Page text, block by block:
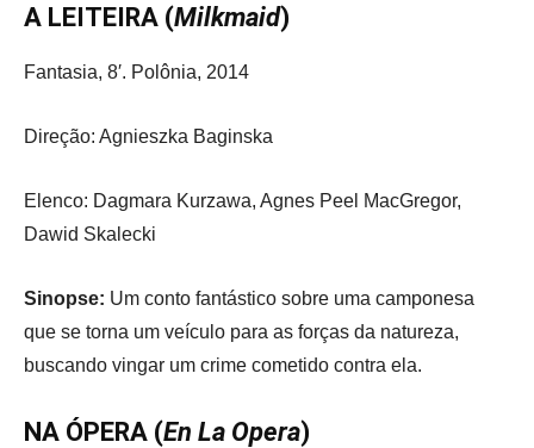
A LEITEIRA (Milkmaid)
Fantasia, 8′. Polônia, 2014
Direção: Agnieszka Baginska
Elenco: Dagmara Kurzawa, Agnes Peel MacGregor,
Dawid Skalecki
Sinopse: Um conto fantástico sobre uma camponesa
que se torna um veículo para as forças da natureza,
buscando vingar um crime cometido contra ela.
NA ÓPERA (En La Opera)